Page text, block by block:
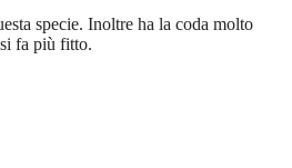
specie. Inoltre ha la coda molto
fa più fitto.